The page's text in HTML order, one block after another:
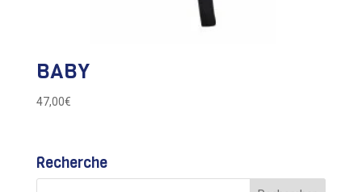
BABY
47,00€
Recherche